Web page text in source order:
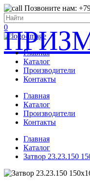
Позвоните нам:
0
Главная
Каталог
Производители
Контакты
Главная
Каталог
Производители
Контакты
Главная
Каталог
Затвор 23.23.150